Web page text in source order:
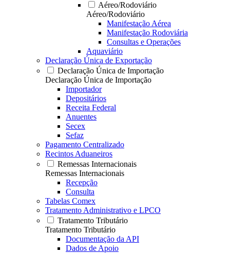
Aéreo/Rodoviário
Aéreo/Rodoviário
Manifestação Aérea
Manifestação Rodoviária
Consultas e Operações
Aquaviário
Declaração Única de Exportação
Declaração Única de Importação
Declaração Única de Importação
Importador
Depositários
Receita Federal
Anuentes
Secex
Sefaz
Pagamento Centralizado
Recintos Aduaneiros
Remessas Internacionais
Remessas Internacionais
Recepção
Consulta
Tabelas Comex
Tratamento Administrativo e LPCO
Tratamento Tributário
Tratamento Tributário
Documentação da API
Dados de Apoio